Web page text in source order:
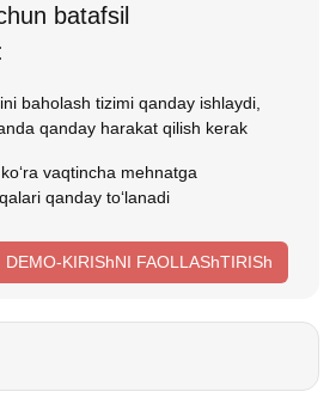
batafsil
baholash tizimi qanday ishlaydi,
qanday harakat qilish kerak
vaqtincha mehnatga
qanday toʻlanadi
DEMO-KIRIShNI FAOLLAShTIRISh